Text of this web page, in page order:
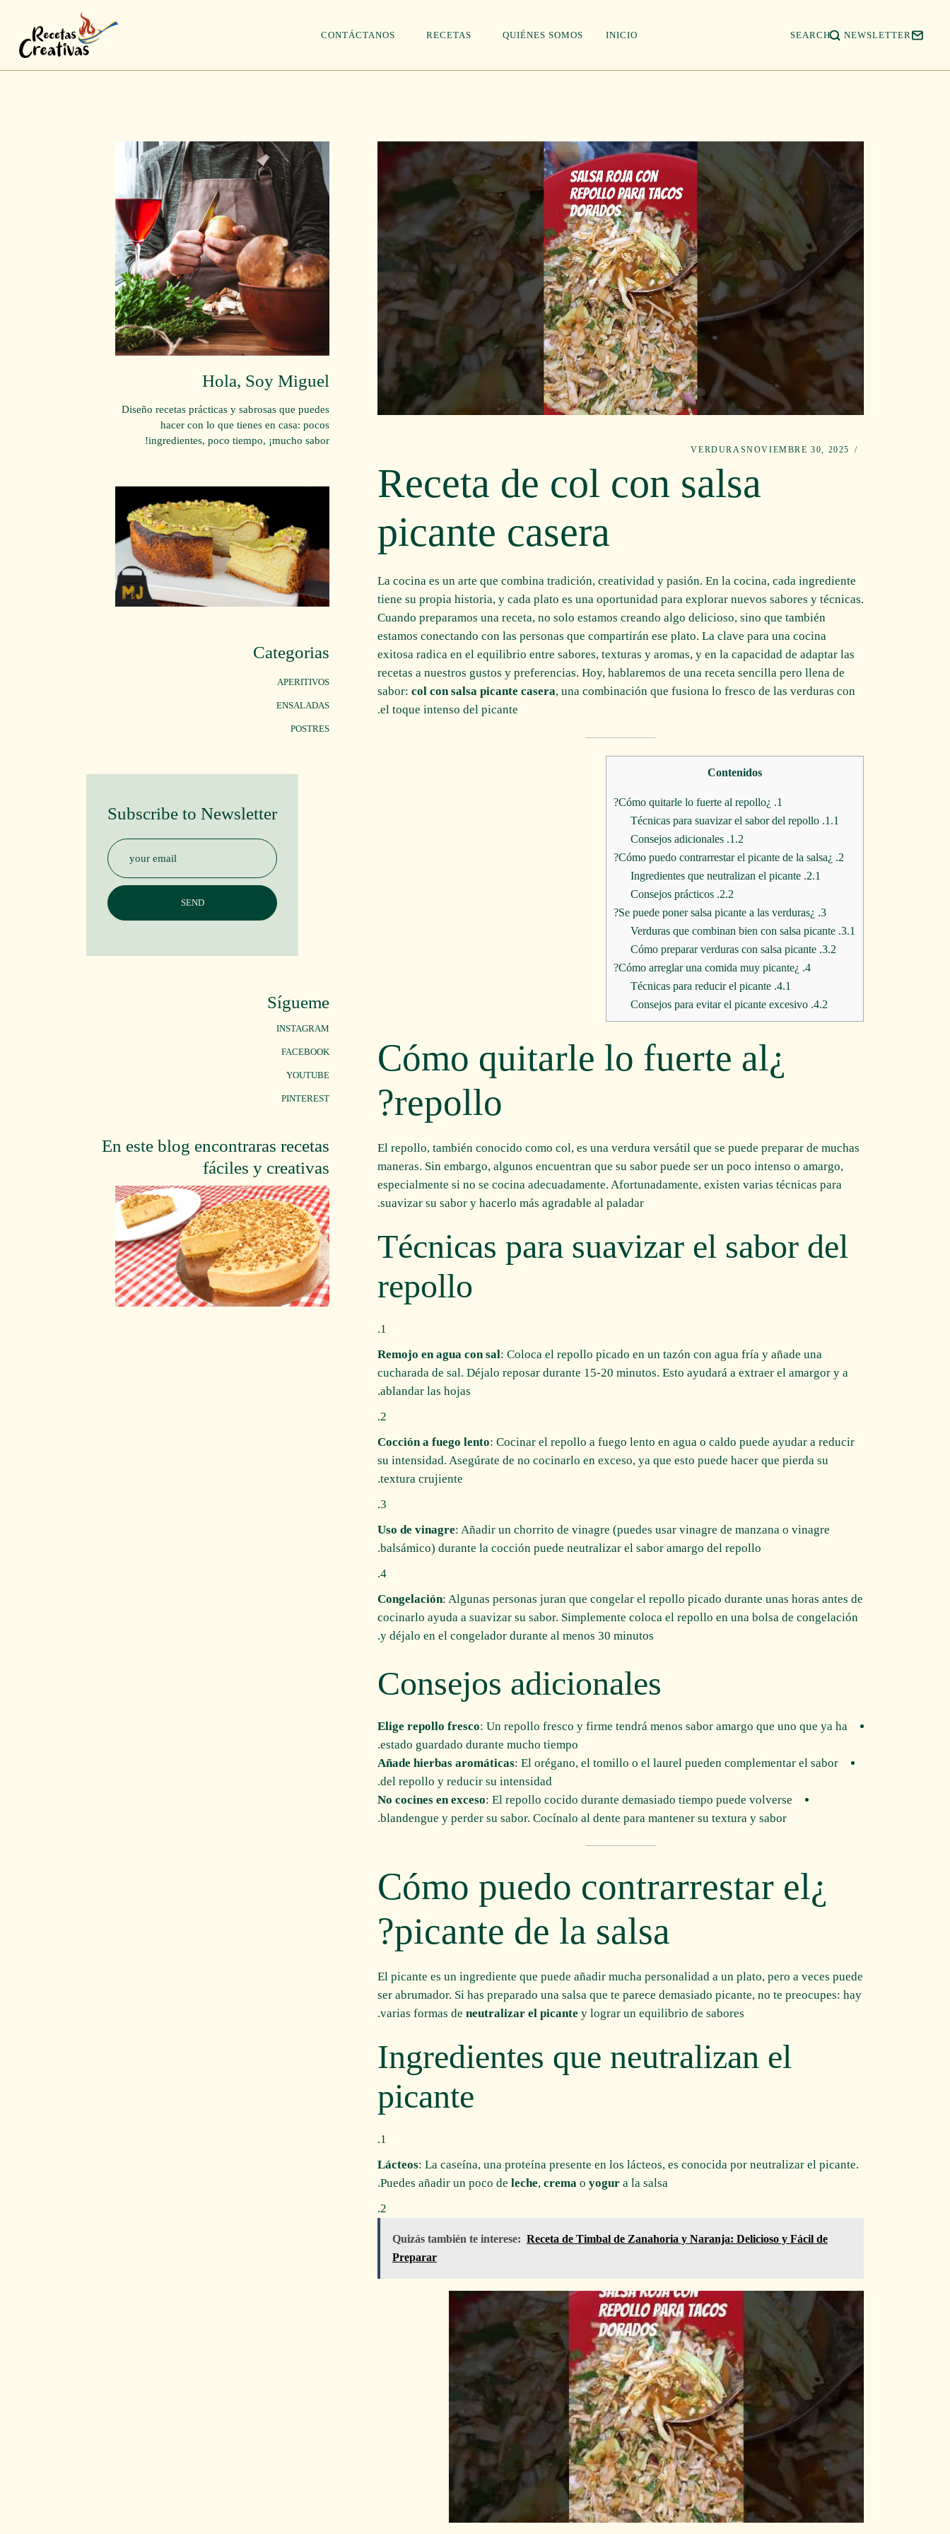
contenido
INICIO
QUIÉNES SOMOS
RECETAS
CONTÁCTANOS NEWSLETTER
SEARCH
NOVIEMBRE 30, 2025
VERDURAS
Receta de col con salsa
picante casera
La cocina es un arte que combina tradición, creatividad y pasión. En la cocina, cada ingrediente
tiene su propia historia, y cada plato es una oportunidad para explorar nuevos sabores y técnicas.
Cuando preparamos una receta, no solo estamos creando algo delicioso, sino que también
estamos conectando con las personas que compartirán ese plato. La clave para una cocina
exitosa radica en el equilibrio entre sabores, texturas y aromas, y en la capacidad de adaptar las
recetas a nuestros gustos y preferencias. Hoy, hablaremos de una receta sencilla pero llena de
sabor: col con salsa picante casera, una combinación que fusiona lo fresco de las verduras con
el toque intenso del picante.
Contenidos
1.
¿Cómo quitarle lo fuerte al repollo?
1.1.
1.2.
2.
¿Cómo puedo contrarrestar el picante de la salsa?
2.1.
2.2.
3.
¿Se puede poner salsa picante a las verduras?
3.1.
3.2.
4.
¿Cómo arreglar una comida muy picante?
4.1.
4.2.
¿Cómo quitarle lo fuerte al
repollo?
El repollo, también conocido como col, es una verdura versátil que se puede preparar de muchas
maneras. Sin embargo, algunos encuentran que su sabor puede ser un poco intenso o amargo,
especialmente si no se cocina adecuadamente. Afortunadamente, existen varias técnicas para
suavizar su sabor y hacerlo más agradable al paladar.
Técnicas para suavizar el sabor del
repollo
Remojo en agua con sal: Coloca el repollo picado en un tazón con agua fría y añade una
cucharada de sal. Déjalo reposar durante 15-20 minutos. Esto ayudará a extraer el amargor y a
ablandar las hojas.
Cocción a fuego lento: Cocinar el repollo a fuego lento en agua o caldo puede ayudar a reducir
su intensidad. Asegúrate de no cocinarlo en exceso, ya que esto puede hacer que pierda su
textura crujiente.
Uso de vinagre: Añadir un chorrito de vinagre (puedes usar vinagre de manzana o vinagre
balsámico) durante la cocción puede neutralizar el sabor amargo del repollo.
Congelación: Algunas personas juran que congelar el repollo picado durante unas horas antes de
cocinarlo ayuda a suavizar su sabor. Simplemente coloca el repollo en una bolsa de congelación
y déjalo en el congelador durante al menos 30 minutos.
Consejos adicionales
Elige repollo fresco: Un repollo fresco y firme tendrá menos sabor amargo que uno que ya ha
estado guardado durante mucho tiempo.
Añade hierbas aromáticas: El orégano, el tomillo o el laurel pueden complementar el sabor
del repollo y reducir su intensidad.
No cocines en exceso: El repollo cocido durante demasiado tiempo puede volverse
blandengue y perder su sabor. Cocínalo al dente para mantener su textura y sabor.
¿Cómo puedo contrarrestar el
picante de la salsa?
El picante es un ingrediente que puede añadir mucha personalidad a un plato, pero a veces puede
ser abrumador. Si has preparado una salsa que te parece demasiado picante, no te preocupes: hay
varias formas de neutralizar el picante y lograr un equilibrio de sabores.
Ingredientes que neutralizan el
picante
Lácteos: La caseína, una proteína presente en los lácteos, es conocida por neutralizar el picante.
Puedes añadir un poco de leche, crema o yogur a la salsa.
Quizás también te interese: Receta de Timbal de Zanahoria y Naranja: Delicioso y Fácil de
Preparar
Hola, Soy Miguel
Diseño recetas prácticas y sabrosas que puedes
hacer con lo que tienes en casa: pocos
ingredientes, poco tiempo, ¡mucho sabor!
Categorias
APERITIVOS
ENSALADAS
POSTRES
Subscribe to Newsletter
Sígueme
INSTAGRAM
FACEBOOK
YOUTUBE
PINTEREST
En este blog encontraras recetas
fáciles y creativas